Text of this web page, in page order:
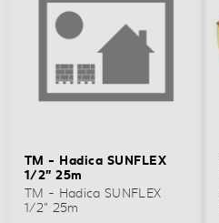
TM - Hadica SUNFLEX
1/2" 25m
TM - Hadica SUNFLEX
1/2" 25m